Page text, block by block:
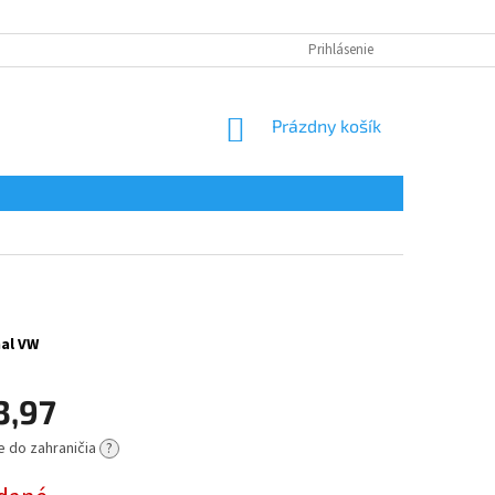
Prihlásenie
NÁKUPNÝ
Prázdny košík
VW
do zahraničia ?